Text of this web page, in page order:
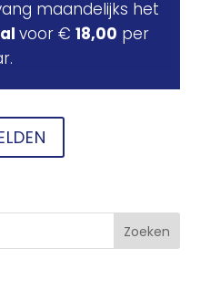
maandelijks het
voor € 18,00 per
Zoeken